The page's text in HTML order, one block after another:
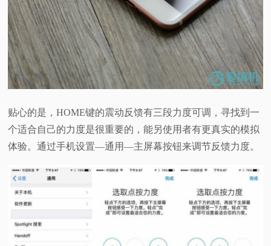
贴心的是，HOME键的震动反馈有三段力度可调，寻找到一
个适合自己的力度是很重要的，能另使用者有更真实的模拟
体验。通过手机设置—通用—主屏幕按钮来调节反馈力度。